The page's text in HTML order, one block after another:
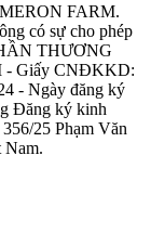
FARM.
có sự cho phép
THƯƠNG
- Giấy CNĐKKD:
- Ngày đăng ký
Đăng ký kinh
25 Phạm Văn
Nam.